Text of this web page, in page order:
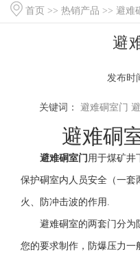
首页 >>热销产品 >> 避难
避
发布时
关键词： 避难硐室门
避难硐
避难硐室门 用于煤矿井
保护硐室内人员安全（一
火、防冲击波的作用.
避难硐室的两套门分为
您的要求制作，防爆压力一